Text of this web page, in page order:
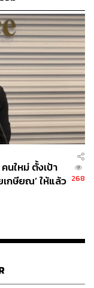
นใหม่ ตั้งเป้า
กษียณ’ ให้แล้ว 268